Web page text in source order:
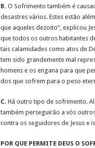
B. O Sofrimento também é
desastres vários. Estes estão
que aqueles dezoito”, explicou
que todos os outros habitantes
tais calamidades como atos de
tem sido grandemente mal
homens e os engana para que
dos que sofrem para o peso
C. Há outro tipo de sofrimento.
também perseguirão a vós
contra os seguidores de Jesus e
POR QUE PERMITE DEUS O